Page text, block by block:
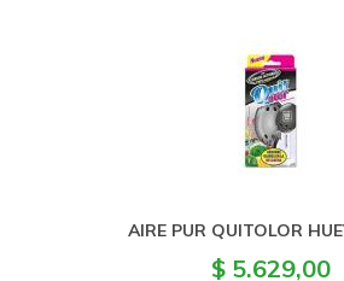
AIRE PUR QUITOLOR
$ 5.629,00